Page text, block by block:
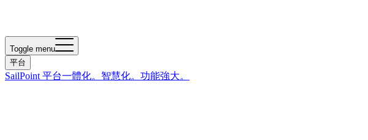
Toggle menu
平台
SailPoint 平台一體化。智慧化。功能強大。